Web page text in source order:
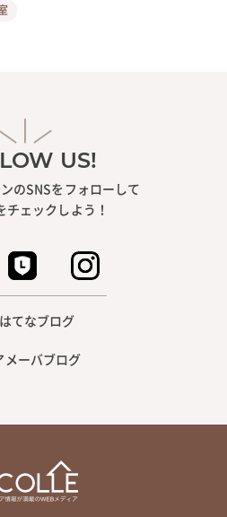
US!
のSNSをフォローして
チェックしよう！
はてなブログ
メーバブログ